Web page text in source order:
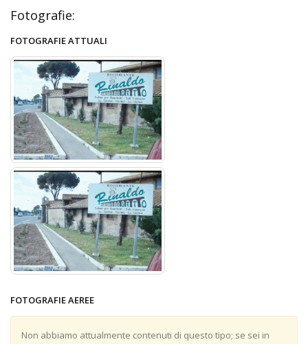
Fotografie:
FOTOGRAFIE ATTUALI
FOTOGRAFIE AEREE
Non abbiamo attualmente contenuti di questo tipo; se sei in